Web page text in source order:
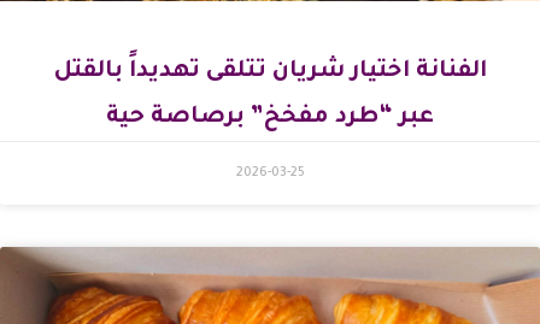
الفنانة اختيار شريان تتلقى تهديداً بالقتل
عبر “طرد مفخخ” برصاصة حية
2026-03-25